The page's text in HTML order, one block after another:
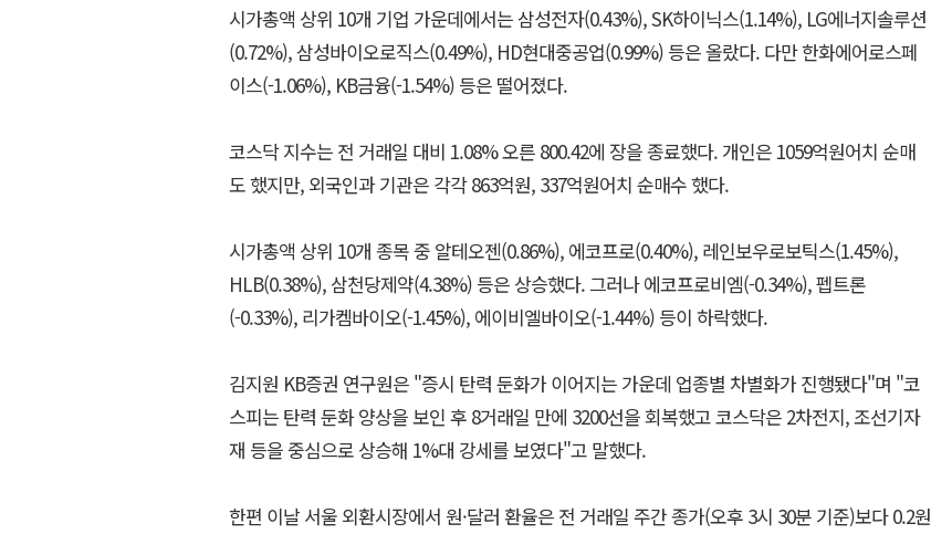
시가총액 상위 10개 기업 가운데에서는 삼성전자(0.43%), SK하이닉스(1.14%), LG에너지솔루션
(0.72%), 삼성바이오로직스(0.49%), HD현대중공업(0.99%) 등은 올랐다. 다만 한화에어로스페
이스(-1.06%), KB금융(-1.54%) 등은 떨어졌다.
코스닥 지수는 전 거래일 대비 1.08% 오른 800.42에 장을 종료했다. 개인은 1059억원어치 순매
도 했지만, 외국인과 기관은 각각 863억원, 337억원어치 순매수 했다.
시가총액 상위 10개 종목 중 알테오젠(0.86%), 에코프로(0.40%), 레인보우로보틱스(1.45%),
HLB(0.38%), 삼천당제약(4.38%) 등은 상승했다. 그러나 에코프로비엠(-0.34%), 펩트론
(-0.33%), 리가켐바이오(-1.45%), 에이비엘바이오(-1.44%) 등이 하락했다.
김지원 KB증권 연구원은 "증시 탄력 둔화가 이어지는 가운데 업종별 차별화가 진행됐다"며 "코
스피는 탄력 둔화 양상을 보인 후 8거래일 만에 3200선을 회복했고 코스닥은 2차전지, 조선기자
재 등을 중심으로 상승해 1%대 강세를 보였다"고 말했다.
한편 이날 서울 외환시장에서 원·달러 환율은 전 거래일 주간 종가(오후 3시 30분 기준)보다 0.2원